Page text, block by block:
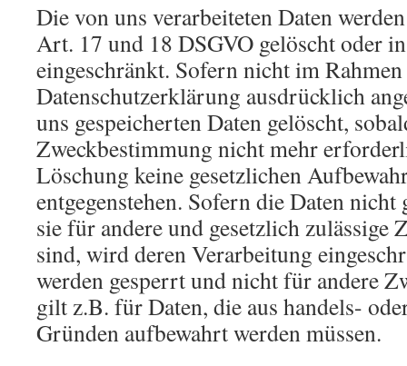
Die von uns verarbeiteten Daten
Art. 17 und 18 DSGVO gelöscht oder
eingeschränkt. Sofern nicht im
Datenschutzerklärung ausdrücklich
uns gespeicherten Daten gelöscht,
Zweckbestimmung nicht mehr
Löschung keine gesetzlichen
entgegenstehen. Sofern die Daten
sie für andere und gesetzlich zulässige
sind, wird deren Verarbeitung
werden gesperrt und nicht für andere
gilt z.B. für Daten, die aus handels-
Gründen aufbewahrt werden müssen.